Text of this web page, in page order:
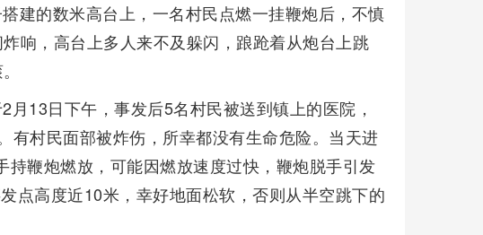
建的数米高台上，一名村民点燃一挂鞭炮后，不慎
响，高台上多人来不及躲闪，踉跄着从炮台上跳
13日下午，事发后5名村民被送到镇上的医院，
有村民面部被炸伤，所幸都没有生命危险。当天进
持鞭炮燃放，可能因燃放速度过快，鞭炮脱手引发
点高度近10米，幸好地面松软，否则从半空跳下的